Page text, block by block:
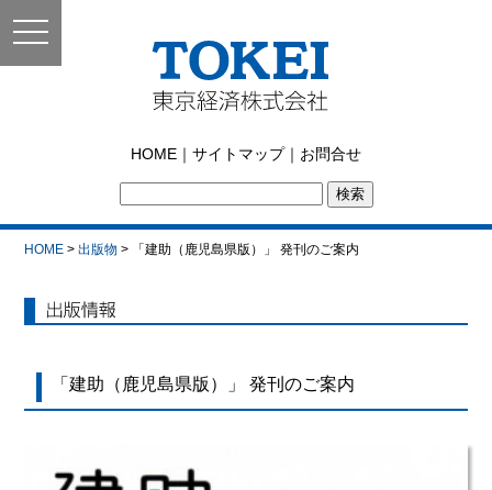
TOKEI
HOME ｜ サイトマップ｜ お問合せ
HOME >出版物 > 「建助（鹿児島県版）」 発刊のご案内
toggle
navigation
「建助（鹿児島県版）」 発刊のご案内